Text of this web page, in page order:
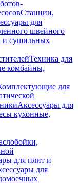
Станции,
для
швейного
и сушильных
Техника для
комбайны,
для
Аксессуары для
кухонные,
для плит и
для